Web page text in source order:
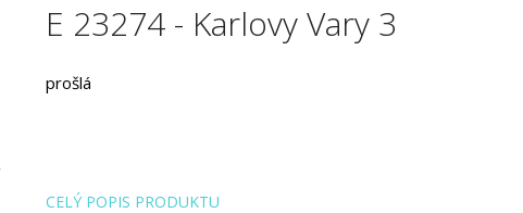
E 23274 - Karlovy Vary 3
prošlá
CELÝ POPIS PRODUKTU